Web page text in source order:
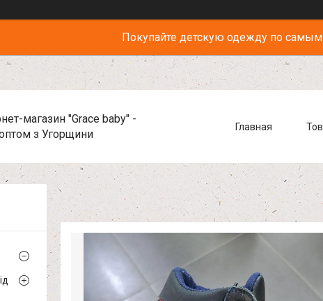
Покупайте детскую одежду по
магазин "Grace baby" -
з Угорщини
Главная